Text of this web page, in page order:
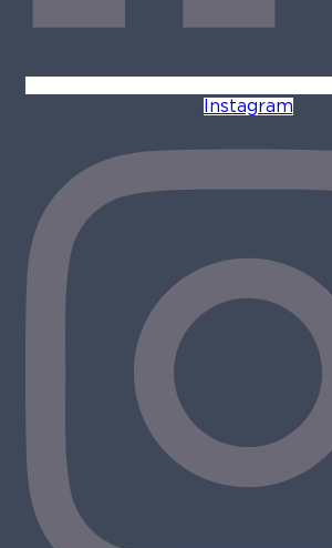
Instagram